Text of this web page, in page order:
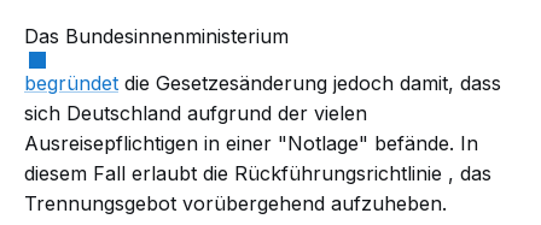
Das Bundesinnenministerium
begründet die Gesetzesänderung jedoch damit, dass
sich Deutschland aufgrund der vielen
Ausreisepflichtigen in einer "Notlage" befände. In
diesem Fall erlaubt die Rückführungsrichtlinie , das
Trennungsgebot vorübergehend aufzuheben.